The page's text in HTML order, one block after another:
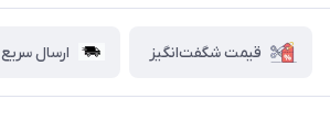
قیمت شگفت‌انگیز ارسال سریع